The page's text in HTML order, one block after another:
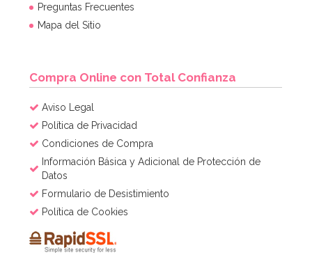
4,95€
AÑADIR
Preguntas Frecuentes
Mapa del Sitio
Compra Online con Total Confianza
Aviso Legal
Política de Privacidad
Condiciones de Compra
Información Básica y Adicional de Protección de
Datos
Formulario de Desistimiento
Política de Cookies